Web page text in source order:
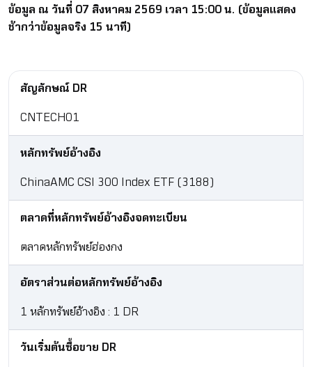
ข้อมูล ณ วันที่ 07 สิงหาคม 2569 เวลา 15:00 น. (ข้อมูลแสดง
ช้ากว่าข้อมูลจริง 15 นาที)
สัญลักษณ์ DR
CNTECH01
หลักทรัพย์อ้างอิง
ChinaAMC CSI 300 Index ETF (3188)​
ตลาดที่หลักทรัพย์อ้างอิงจดทะเบียน
ตลาดหลักทรัพย์ฮ่องกง
อัตราส่วนต่อหลักทรัพย์อ้างอิง
1 หลักทรัพย์อ้างอิง : 1 DR
วันเริ่มต้นซื้อขาย DR